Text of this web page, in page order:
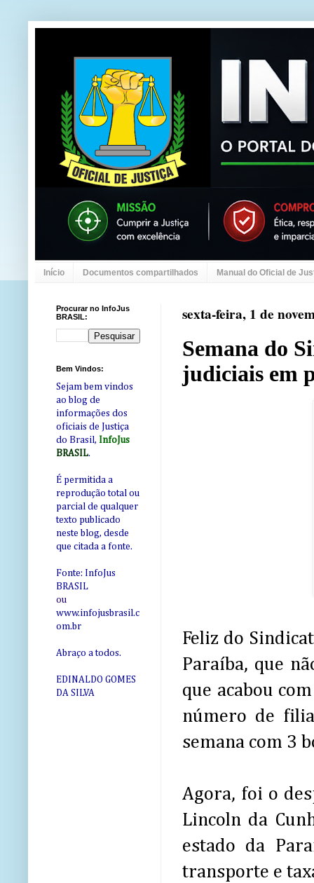
Início Documentos compartilhados Manual do Oficial de
sexta-feira, 1 de
Semana do
judiciais em
Feliz do
Paraíba, que
que acabou
número de
semana com 3
Agora, foi o
Lincoln da
estado da
transporte e
Procurar no InfoJus
BRASIL:
Bem Vindos:
Sejam bem vindos
ao blog de
informações dos
oficiais de Justiça
do Brasil, InfoJus
BRASIL.
É permitida a
reprodução total ou
parcial de qualquer
texto publicado
neste blog, desde
que citada a fonte.
Fonte: InfoJus
BRASIL
ou
www.infojusbrasil.c
om.br
Abraço a todos.
EDINALDO GOMES
DA SILVA